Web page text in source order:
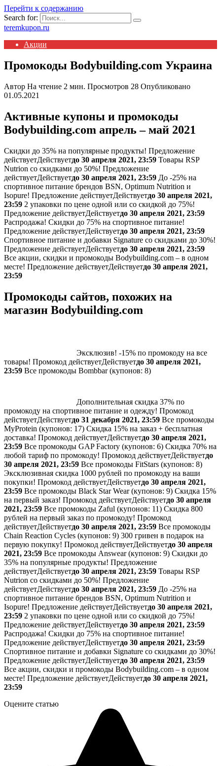
Перейти к содержанию
Search for:
teremkupon.ru
Акции
Промокоды Bodybuilding.com Украина
Автор На чтение 2 мин. Просмотров 28 Опубликовано
01.05.2021
Активные купоны и промокоды
Bodybuilding.com апрель – май 2021
Скидки до 35% на популярные продукты! Предложение
действуетДействуетдо 30 апреля 2021, 23:59 Товары RSP
Nutrion со скидками до 50%! Предложение
действуетДействуетдо 30 апреля 2021, 23:59 До -25% на
спортивное питание брендов BSN, Optimum Nutrition и
Isopure! Предложение действуетДействуетдо 30 апреля 2021,
23:59 2 упаковки по цене одной или со скидкой до 75%!
Предложение действуетДействуетдо 30 апреля 2021, 23:59
Распродажа! Скидки до 75% на спортивное питание!
Предложение действуетДействуетдо 30 апреля 2021, 23:59
Спортивное питание и добавки Signature со скидками до 30%!
Предложение действуетДействуетдо 30 апреля 2021, 23:59
Все акции, скидки и промокоды Bodybuilding.com – в одном
месте! Предложение действуетДействуетдо 30 апреля 2021,
23:59
Промокоды сайтов, похожих на
магазин Bodybuilding.com
Эксклюзив! -15% по промокоду на все
товары! Промокод действуетДействуетдо 30 апреля 2021,
23:59 Все промокоды Bombbar (купонов: 8)
Дополнительная скидка 37% по
промокоду на спортивное питание и одежду! Промокод
действуетДействуетдо 31 декабря 2021, 23:59 Все промокоды
MyProtein (купонов: 17) Скидка 15% на заказ + бесплатная
доставка! Промокод действуетДействуетдо 30 апреля 2021,
23:59 Все промокоды GAP Factory (купонов: 6) Скидка 70% на
любой тариф по промокоду! Промокод действуетДействуетдо
30 апреля 2021, 23:59 Все промокоды FitStars (купонов: 8)
Эксклюзивная скидка 1000 рублей по промокоду на ваши
покупки! Промокод действуетДействуетдо 30 апреля 2021,
23:59 Все промокоды Black Star Wear (купонов: 9) Скидка 15%
на первый заказ! Промокод действуетДействуетдо 30 апреля
2021, 23:59 Все промокоды Zaful (купонов: 11) Скидка 800
рублей на первый заказ по промокоду! Промокод
действуетДействуетдо 30 апреля 2021, 23:59 Все промокоды
Chain Reaction Cycles (купонов: 9) 300 гривен в подарок на
первую покупку! Промокод действуетДействуетдо 30 апреля
2021, 23:59 Все промокоды Answear (купонов: 9) Скидки до
35% на популярные продукты! Предложение
действуетДействуетдо 30 апреля 2021, 23:59 Товары RSP
Nutrion со скидками до 50%! Предложение
действуетДействуетдо 30 апреля 2021, 23:59 До -25% на
спортивное питание брендов BSN, Optimum Nutrition и
Isopure! Предложение действуетДействуетдо 30 апреля 2021,
23:59 2 упаковки по цене одной или со скидкой до 75%!
Предложение действуетДействуетдо 30 апреля 2021, 23:59
Распродажа! Скидки до 75% на спортивное питание!
Предложение действуетДействуетдо 30 апреля 2021, 23:59
Спортивное питание и добавки Signature со скидками до 30%!
Предложение действуетДействуетдо 30 апреля 2021, 23:59
Все акции, скидки и промокоды Bodybuilding.com – в одном
месте! Предложение действуетДействуетдо 30 апреля 2021,
23:59
Оцените статью